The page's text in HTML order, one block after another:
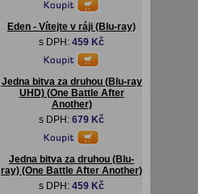
Eden - Vítejte v ráji (Blu-ray)
s DPH: 459 Kč
Jedna bitva za druhou (Blu-ray
UHD) (One Battle After
Another)
s DPH: 679 Kč
Jedna bitva za druhou (Blu-
ray) (One Battle After Another)
s DPH: 459 Kč